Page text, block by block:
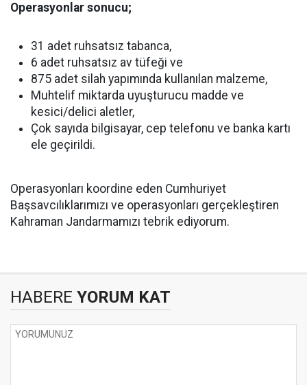
Operasyonlar sonucu;
31 adet ruhsatsız tabanca,
6 adet ruhsatsız av tüfeği ve
875 adet silah yapımında kullanılan malzeme,
Muhtelif miktarda uyuşturucu madde ve
kesici/delici aletler,
Çok sayıda bilgisayar, cep telefonu ve banka kartı
ele geçirildi.
Operasyonları koordine eden Cumhuriyet
Başsavcılıklarımızı ve operasyonları gerçekleştiren
Kahraman Jandarmamızı tebrik ediyorum.
HABERE YORUM KAT